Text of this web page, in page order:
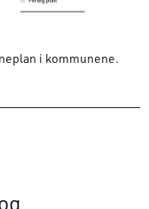
i kommunene.